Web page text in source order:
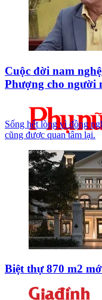
Cuộc đời nam
Phượng cho người
Sống hết lòng vì đồng
cũng được quan tâm lại.
Biệt thự 870 m2